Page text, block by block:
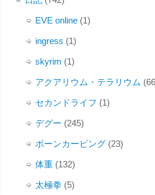
EVE online(1)
ingress (1)
skyrim (1)
アクアリウム・テラリウム
セカンドライフ (1)
デグー (245)
ボーンカービング(23)
体重(132)
太極拳 (5)